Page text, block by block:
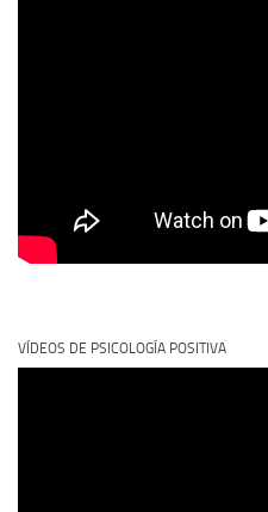
VÍDEOS DE PSICOLOGÍA POSITIVA